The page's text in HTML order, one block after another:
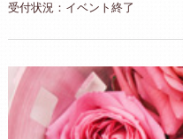
受付状況：イベント終了